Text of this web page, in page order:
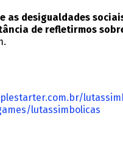
as desigualdades
de refletirmos
lutassimbolicas